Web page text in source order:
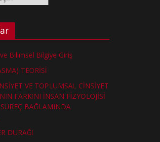
Bilimsel Bilgiye Giriş
TEORİSİ
VE TOPLUMSAL CİNSİYET
FARKINI İNSAN FİZYOLOJİSİ
BAĞLAMINDA
DURAĞI